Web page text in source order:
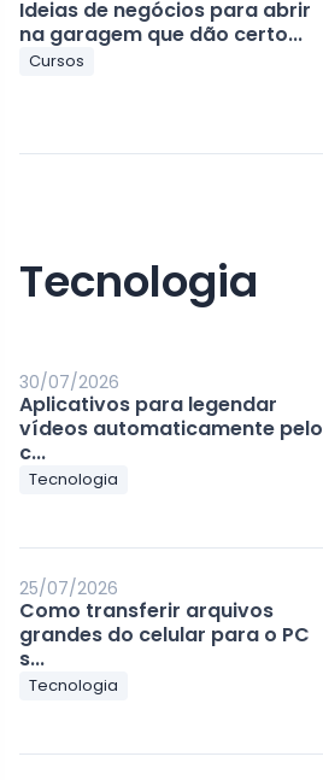
Ideias de negócios para abrir
na garagem que dão certo...
Cursos
Tecnologia
30/07/2026
Aplicativos para legendar
vídeos automaticamente pelo
c...
Tecnologia
25/07/2026
Como transferir arquivos
grandes do celular para o PC
s...
Tecnologia